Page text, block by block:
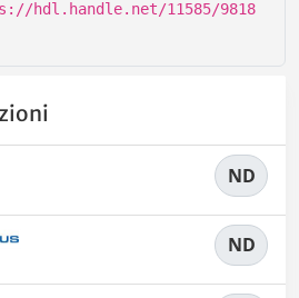
hdl.handle.net/11585/9818
ND
ND